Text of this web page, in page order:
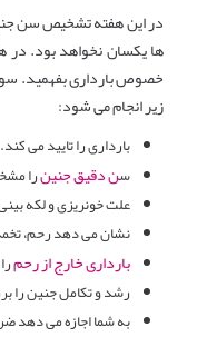
در این هفته تشخیص سن
ها یکسان نخواهد بود. در
خصوص بارداری بفهمید.
زیر انجام می شود:
بارداری را تایید می کند.
سن دقیق جنینرا
علت خونریزی و لکه
نشان می دهد رحم،
بارداری خارج از رحم
رشد و تکامل جنین را
به شما اجازه می دهد